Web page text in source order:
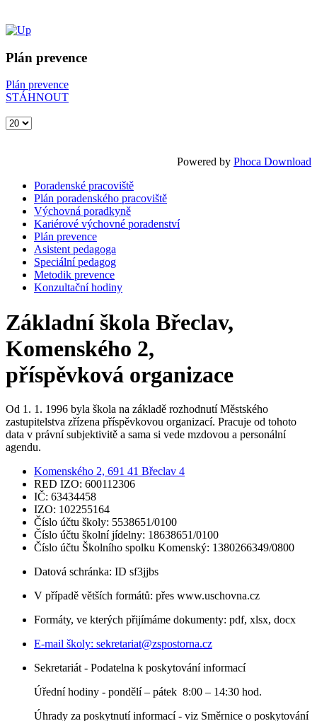
Plán prevence
Plán prevence
STÁHNOUT
Powered by Phoca Download
Poradenské pracoviště
Plán poradenského pracoviště
Výchovná poradkyně
Kariérové výchovné poradenství
Plán prevence
Asistent pedagoga
Speciální pedagog
Metodik prevence
Konzultační hodiny
Základní škola Břeclav,
Komenského 2,
příspěvková organizace
Od 1. 1. 1996 byla škola na základě rozhodnutí Městského
zastupitelstva zřízena příspěvkovou organizací. Pracuje od tohoto
data v právní subjektivitě a sama si vede mzdovou a personální
agendu.
Komenského 2, 691 41 Břeclav 4
RED IZO: 600112306
IČ: 63434458
IZO: 102255164
Číslo účtu školy: 5538651/0100
Číslo účtu školní jídelny: 18638651/0100
Číslo účtu Školního spolku Komenský: 1380266349/0800
Datová schránka: ID sf3jjbs
V případě větších formátů: přes www.uschovna.cz
Formáty, ve kterých přijímáme dokumenty: pdf, xlsx, docx
E-mail školy: sekretariat@zspostorna.cz
Sekretariát - Podatelna k poskytování informací
Úřední hodiny - pondělí – pátek 8:00 – 14:30 hod.
Úhrady za poskytnutí informací - viz Směrnice o poskytování